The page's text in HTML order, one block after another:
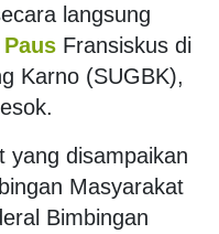
langsung
Paus Fransiskus di
Karno (SUGBK),
yang disampaikan
Masyarakat
Bimbingan